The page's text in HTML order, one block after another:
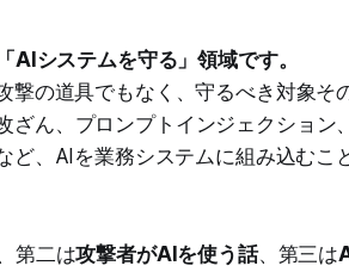
システムを守る」領域です。
の道具でもなく、守るべき対象そ
ん、プロンプトインジェクション
ど、AIを業務システムに組み込むこ
第二は攻撃者がAIを使う話、第三は